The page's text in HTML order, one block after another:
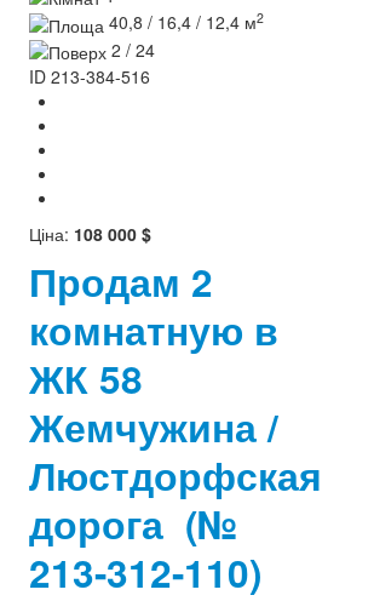
40,8 / 16,4 / 12,4 м2
2 / 24
ID 213-384-516
Ціна: 108 000 $
Продам 2
комнатную в
ЖК 58
Жемчужина /
Люстдорфская
дорога (№
213-312-110)